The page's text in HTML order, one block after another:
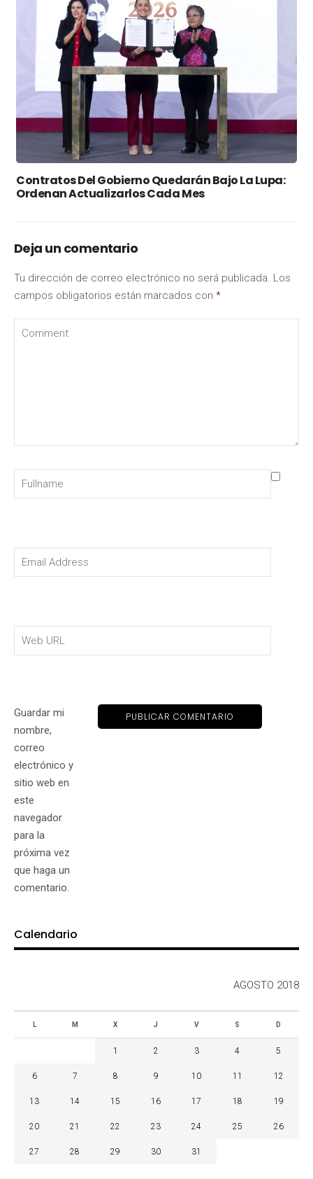
Contratos Del Gobierno Quedarán Bajo La Lupa:
Ordenan Actualizarlos Cada Mes
Deja un comentario
Tu dirección de correo electrónico no será publicada. Los
campos obligatorios están marcados con *
Guardar mi
nombre,
correo
electrónico y
sitio web en
este
navegador
para la
próxima vez
que haga un
comentario.
Calendario
AGOSTO 2018
L M X J V S D
1 2 3 4 5
6 7 8 9 10 11 12
13 14 15 16 17 18 19
20 21 22 23 24 25 26
27 28 29 30 31